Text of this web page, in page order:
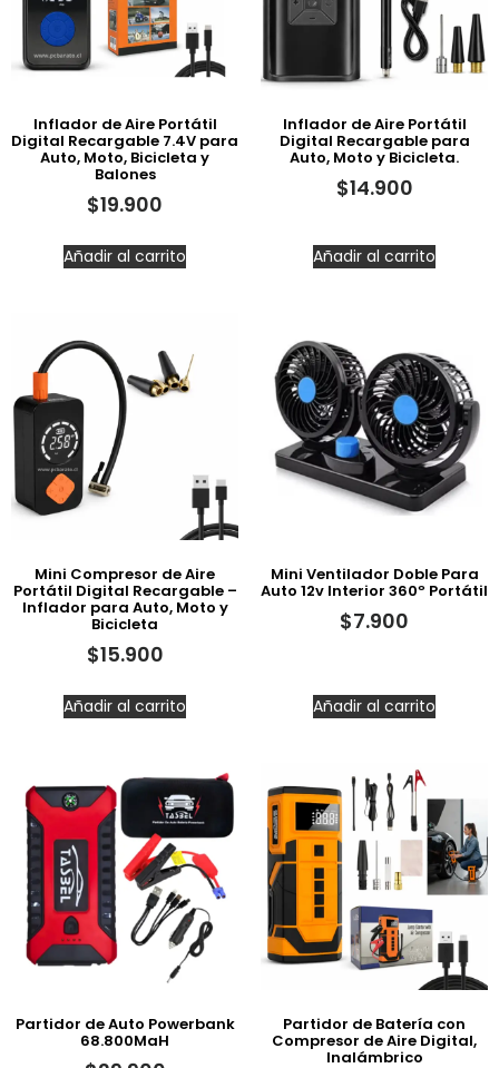
Inflador de Aire Portátil
Digital Recargable 7.4V para
Auto, Moto, Bicicleta y
Balones
$19.900
Añadir al carrito
Inflador de Aire Portátil
Digital Recargable para
Auto, Moto y Bicicleta.
$14.900
Añadir al carrito
Mini Compresor de Aire
Portátil Digital Recargable –
Inflador para Auto, Moto y
Bicicleta
$15.900
Añadir al carrito
Mini Ventilador Doble Para
Auto 12v Interior 360º Portátil
$7.900
Añadir al carrito
Partidor de Auto Powerbank
68.800MaH
Partidor de Batería con
Compresor de Aire Digital,
Inalámbrico